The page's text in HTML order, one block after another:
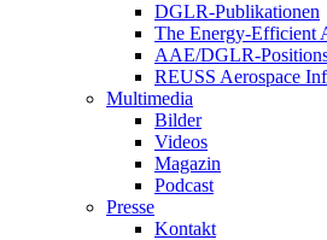
DGLR-Publikationen
The Energy-Efficient
AAE/DGLR-
REUSS Aerospace
Multimedia
Bilder
Videos
Magazin
Podcast
Presse
Kontakt